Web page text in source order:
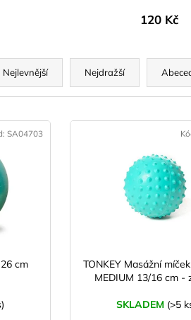
120 Kč
Nejlevnější Nejdražší
cm
SA04703
TONKEY Masážní
MEDIUM 13/16 cm -
SKLADEM (>5